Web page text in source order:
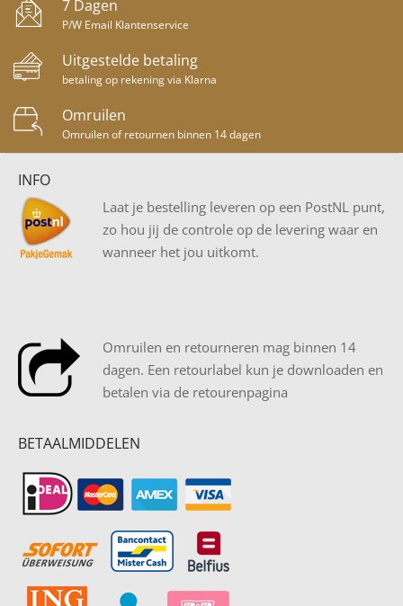
7 Dagen
P/W Email Klantenservice
Uitgestelde betaling
betaling op rekening via Klarna
Omruilen
Omruilen of retournen binnen 14 dagen
INFO
Laat je bestelling leveren op een PostNL punt,
zo hou jij de controle op de levering waar en
wanneer het jou uitkomt.
Omruilen en retourneren mag binnen 14
dagen. Een retourlabel kun je downloaden en
betalen via de retourenpagina
BETAALMIDDELEN